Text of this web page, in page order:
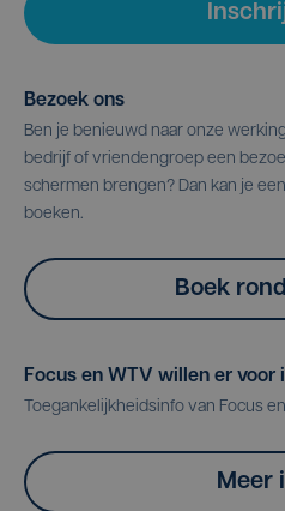
Bezoek ons
Ben je benieuwd naar onze
bedrijf of vriendengroep een
schermen brengen? Dan kan je
boeken.
Boek
Focus en WTV willen er voor
Toegankelijkheidsinfo van Focus
Meer